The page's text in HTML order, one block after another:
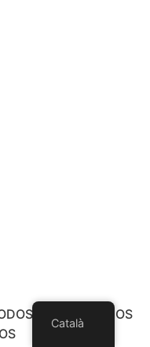
LOS DERECHOS
Català